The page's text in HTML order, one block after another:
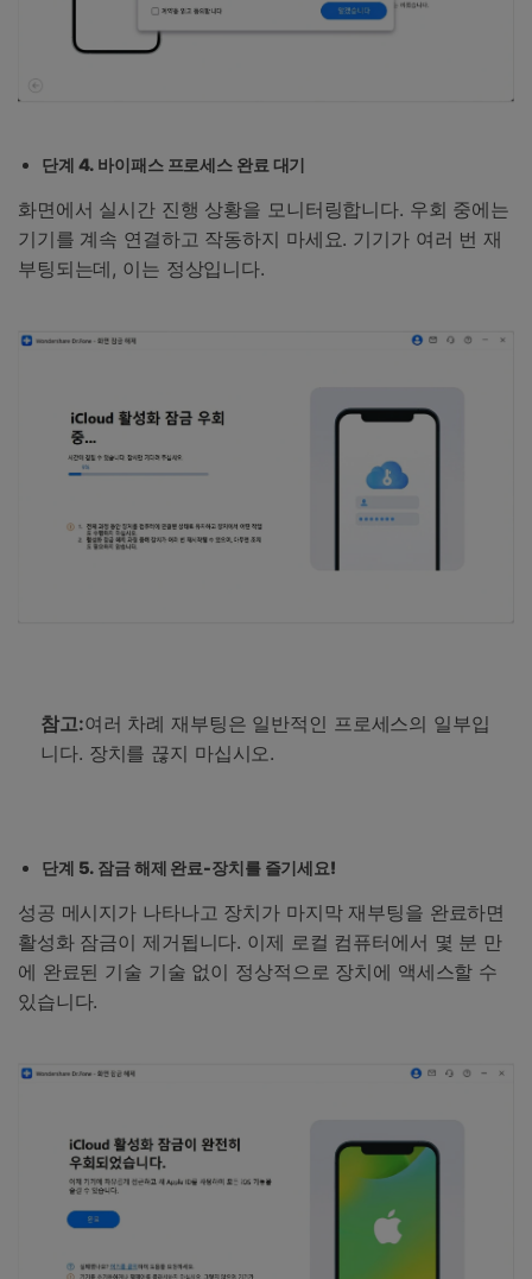
단계 4. 바이패스 프로세스 완료 대기
화면에서 실시간 진행 상황을 모니터링합니다. 우회 중에는
기기를 계속 연결하고 작동하지 마세요. 기기가 여러 번 재
부팅되는데, 이는 정상입니다.
참고:여러 차례 재부팅은 일반적인 프로세스의 일부입
니다. 장치를 끊지 마십시오.
단계 5. 잠금 해제 완료-장치를 즐기세요!
성공 메시지가 나타나고 장치가 마지막 재부팅을 완료하면
활성화 잠금이 제거됩니다. 이제 로컬 컴퓨터에서 몇 분 만
에 완료된 기술 기술 없이 정상적으로 장치에 액세스할 수
있습니다.